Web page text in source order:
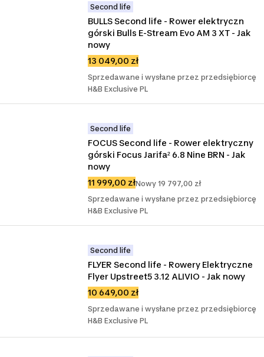
Second life
BULLS Second life - Rower elektryczn
górski Bulls E-Stream Evo AM 3 XT - Jak
nowy
13 049,00 zł
Sprzedawane i wysłane przez przedsiębiorcę
H&B Exclusive PL
Second life
FOCUS Second life - Rower elektryczny
górski Focus Jarifa² 6.8 Nine BRN - Jak
nowy
11 999,00 złNowy 19 797,00 zł
Sprzedawane i wysłane przez przedsiębiorcę
H&B Exclusive PL
Second life
FLYER Second life - Rowery Elektryczne
Flyer Upstreet5 3.12 ALIVIO - Jak nowy
10 649,00 zł
Sprzedawane i wysłane przez przedsiębiorcę
H&B Exclusive PL